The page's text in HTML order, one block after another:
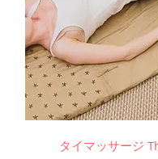
タイマッサージ